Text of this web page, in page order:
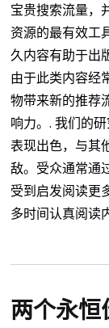
宝贵搜索流量，
资源的最有效工
久内容有助于出
由于此类内容经
物带来新的推荐
响力。. 我们的
表现出色，与其
敌。受众通常通
受到启发阅读更
多时间认真阅读
两个永